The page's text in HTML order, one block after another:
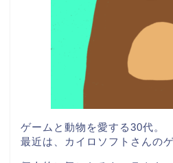
ゲームと動物を愛する30代。
最近は、カイロソフトさんの